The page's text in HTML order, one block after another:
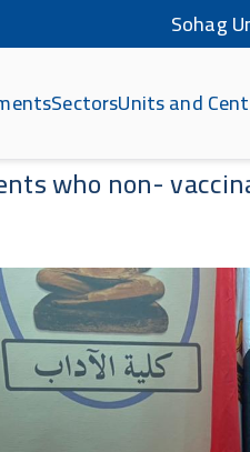
Sohag
SectorsUnits and
who non-